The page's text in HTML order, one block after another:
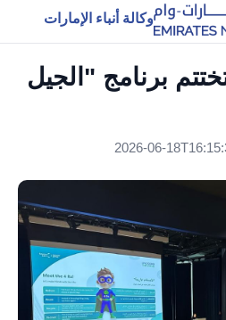
وكالة أنباء الإمارات
برنامج "الجيل
2026-06-